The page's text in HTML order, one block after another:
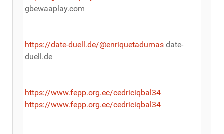
gbewaaplay.com
https://date-duell.de/@enriquetadumas date-
duell.de
https://www.fepp.org.ec/cedriciqbal34
https://www.fepp.org.ec/cedriciqbal34